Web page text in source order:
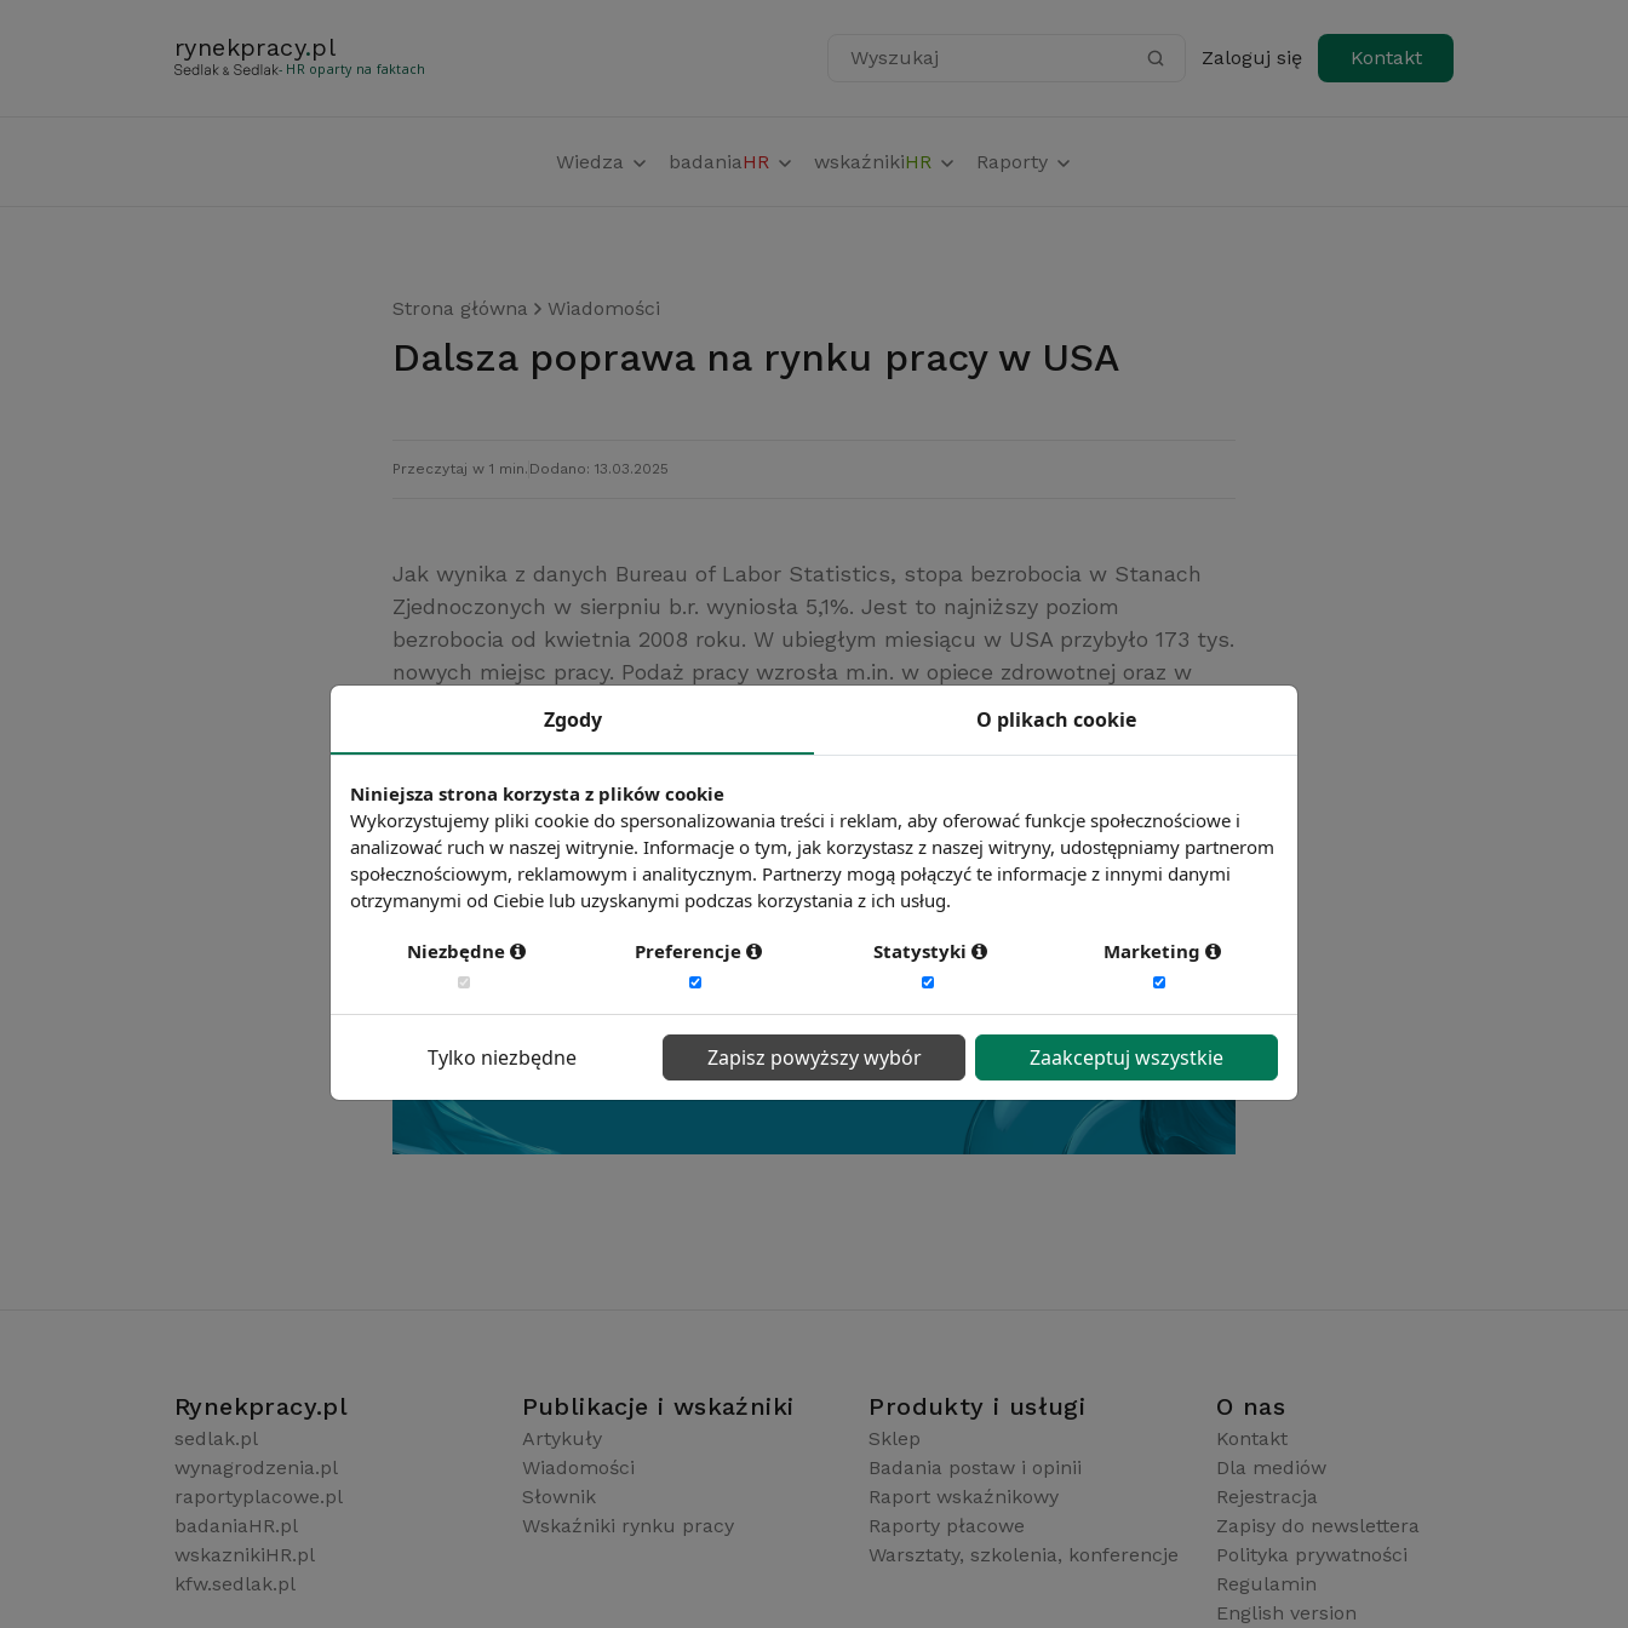
rynekpracy.pl
- HR oparty na faktach Wyszukaj Zaloguj się Kontakt
Wiedza badaniaHR wskaźnikiHR Raporty
Strona główna Wiadomości
Dalsza poprawa na rynku pracy w USA
Przeczytaj w 1 min. Dodano: 13.03.2025
Jak wynika z danych Bureau of Labor Statistics, stopa bezrobocia w Stanach
Zjednoczonych w sierpniu b.r. wyniosła 5,1%. Jest to najniższy poziom
bezrobocia od kwietnia 2008 roku. W ubiegłym miesiącu w USA przybyło 173 tys.
nowych miejsc pracy. Podaż pracy wzrosła m.in. w opiece zdrowotnej oraz w
Chcesz wiedzieć więcej?
Zobacz więcej wiadomości
Rynekpracy.pl
sedlak.pl
wynagrodzenia.pl
raportyplacowe.pl
badaniaHR.pl
wskaznikiHR.pl
kfw.sedlak.pl
Publikacje i wskaźniki
Artykuły
Wiadomości
Słownik
Wskaźniki rynku pracy
Produkty i usługi
Sklep
Badania postaw i opinii
Raport wskaźnikowy
Raporty płacowe
Warsztaty, szkolenia, konferencje
O nas
Kontakt
Dla mediów
Rejestracja
Zapisy do newslettera
Polityka prywatności
Regulamin
English version
Zgody O plikach cookie
Niniejsza strona korzysta z plików cookie
Wykorzystujemy pliki cookie do spersonalizowania treści i reklam, aby oferować funkcje społecznościowe i
analizować ruch w naszej witrynie. Informacje o tym, jak korzystasz z naszej witryny, udostępniamy partnerom
społecznościowym, reklamowym i analitycznym. Partnerzy mogą połączyć te informacje z innymi danymi
otrzymanymi od Ciebie lub uzyskanymi podczas korzystania z ich usług.
Niezbędne Preferencje Statystyki Marketing
Tylko niezbędne Zapisz powyższy wybór Zaakceptuj wszystkie